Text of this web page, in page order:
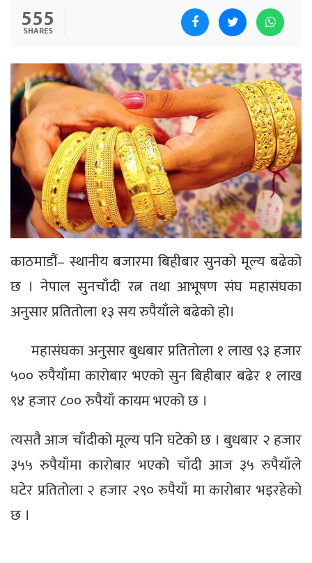
555
SHARES
काठमाडौं– स्थानीय बजारमा बिहीबार सुनको मूल्य बढेको
छ । नेपाल सुनचाँदी रत्न तथा आभूषण संघ महासंघका
अनुसार प्रतितोला १३ सय रुपैयाँले बढेको हो।
महासंघका अनुसार बुधबार प्रतितोला १ लाख ९३ हजार
५०० रुपैयाँमा कारोबार भएको सुन बिहीबार बढेर १ लाख
९४ हजार ८०० रुपैयाँ कायम भएको छ ।
त्यसतै आज चाँदीको मूल्य पनि घटेको छ । बुधबार २ हजार
३५५ रुपैयाँमा कारोबार भएको चाँदी आज ३५ रुपैयाँले
घटेर प्रतितोला २ हजार २९० रुपैयाँ मा कारोबार भइरहेको
छ ।